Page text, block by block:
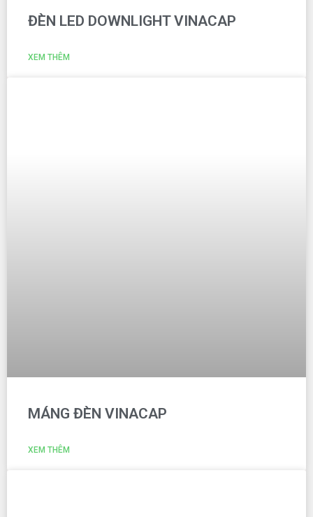
ĐÈN LED DOWNLIGHT VINACAP
XEM THÊM
MÁNG ĐÈN VINACAP
XEM THÊM